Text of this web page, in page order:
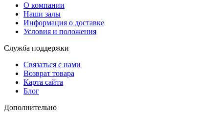
O компании
Наши залы
Информация о доставке
Условия и положения
Служба поддержки
Связаться с нами
Возврат товара
Карта сайта
Блог
Дополнительно